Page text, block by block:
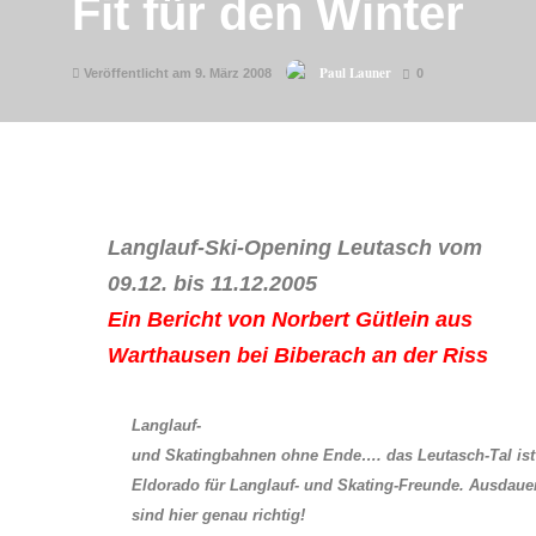
Fit für den Winter
Veröffentlicht am 9. März 2008 Paul Launer 0
Langlauf-Ski-Opening Leutasch vom
09.12. bis 11.12.2005
Ein Bericht von Norbert Gütlein aus
Warthausen bei Biberach an der Riss
Langlauf-
und Skatingbahnen ohne Ende…. das Leutasch-Tal
Eldorado für Langlauf- und Skating-Freunde.
sind hier genau richtig!